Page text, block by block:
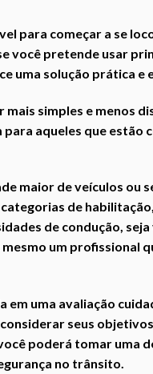
para começar a se
você pretende usar
uma solução prática e
simples e menos
aqueles que estão
maior de veículos ou
de
de condução,
um profissional
em uma avaliação
seus
poderá tomar uma
no trânsito.